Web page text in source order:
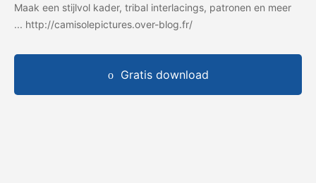
Maak een stijlvol kader, tribal interlacings, patronen en meer
... http://camisolepictures.over-blog.fr/
Gratis download